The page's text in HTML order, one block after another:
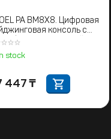
PA BM8X8. Цифровая
консоль с
на гусиной
stock
447 ₸